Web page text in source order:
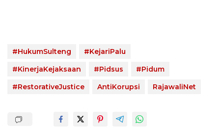
#HukumSulteng
#KejariPalu
#KinerjaKejaksaan
#Pidsus
#Pidum
#RestorativeJustice
AntiKorupsi RajawaliNet